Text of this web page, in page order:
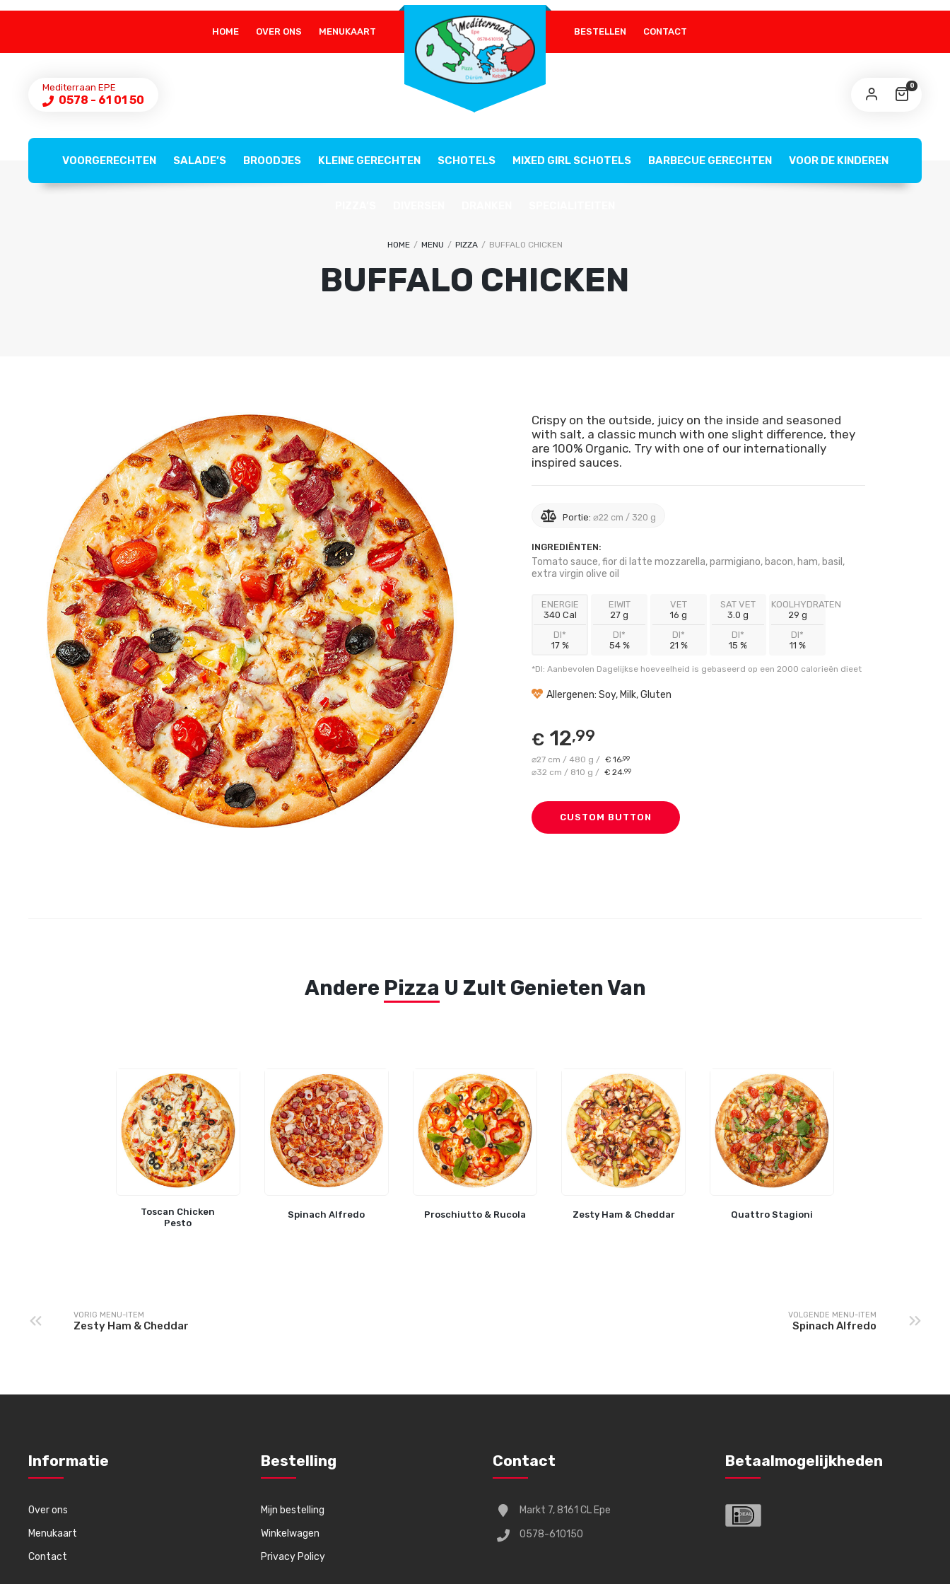
BESTELLEN CONTACT
HOME OVER ONS MENUKAART
Mediterraan EPE
0578 - 61 01 50
0
WACHTWOORD*VEREIST
VOORGERECHTEN SALADE’S BROODJES KLEINE GERECHTEN SCHOTELS MIXED GIRL SCHOTELS BARBECUE GERECHTEN VOOR DE KINDEREN
HOME / MENU / PIZZA / BUFFALO CHICKEN
BUFFALO CHICKEN
Crispy on the outside, juicy on the inside and seasoned
with salt, a classic munch with one slight difference, they
are 100% Organic. Try with one of our internationally
inspired sauces.
Portie: ⌀22 cm / 320 g
INGREDIËNTEN:
Tomato sauce, fior di latte mozzarella, parmigiano, bacon, ham, basil,
extra virgin olive oil
ENERGIE
340 Cal
DI*
17 %
EIWIT
27 g
DI*
54 %
VET
16 g
DI*
21 %
SAT VET
3.0 g
DI*
15 %
KOOLHYDRATEN
29 g
DI*
11 %
*DI: Aanbevolen Dagelijkse hoeveelheid is gebaseerd op een 2000 calorieën dieet
Allergenen: Soy, Milk, Gluten
€ 12,99
⌀27 cm / 480 g / € 16 ,99
⌀32 cm / 810 g / € 24 ,99
CUSTOM BUTTON
Andere Pizza U Zult Genieten Van
Toscan Chicken
Pesto
Spinach Alfredo Proschiutto & Rucola Zesty Ham & Cheddar Quattro Stagioni
VORIG MENU-ITEM
Zesty Ham & Cheddar
VOLGENDE MENU-ITEM
Spinach Alfredo
Informatie
Over ons
Menukaart
Contact
Bestelling
Mijn bestelling
Winkelwagen
Privacy Policy
Contact
Markt 7, 8161 CL Epe
0578-610150
Betaalmogelijkheden